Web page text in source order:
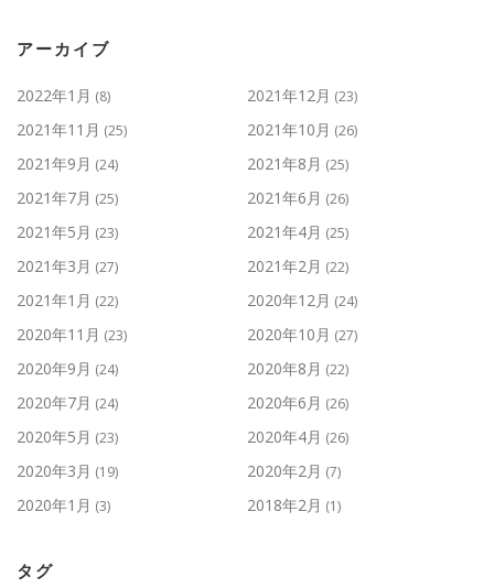
アーカイブ
2022年1月 (8) 2021年12月 (23)
2021年11月 (25) 2021年10月 (26)
2021年9月 (24) 2021年8月 (25)
2021年7月 (25) 2021年6月 (26)
2021年5月 (23) 2021年4月 (25)
2021年3月 (27) 2021年2月 (22)
2021年1月 (22) 2020年12月 (24)
2020年11月 (23) 2020年10月 (27)
2020年9月 (24) 2020年8月 (22)
2020年7月 (24) 2020年6月 (26)
2020年5月 (23) 2020年4月 (26)
2020年3月 (19) 2020年2月 (7)
2020年1月 (3) 2018年2月 (1)
タグ